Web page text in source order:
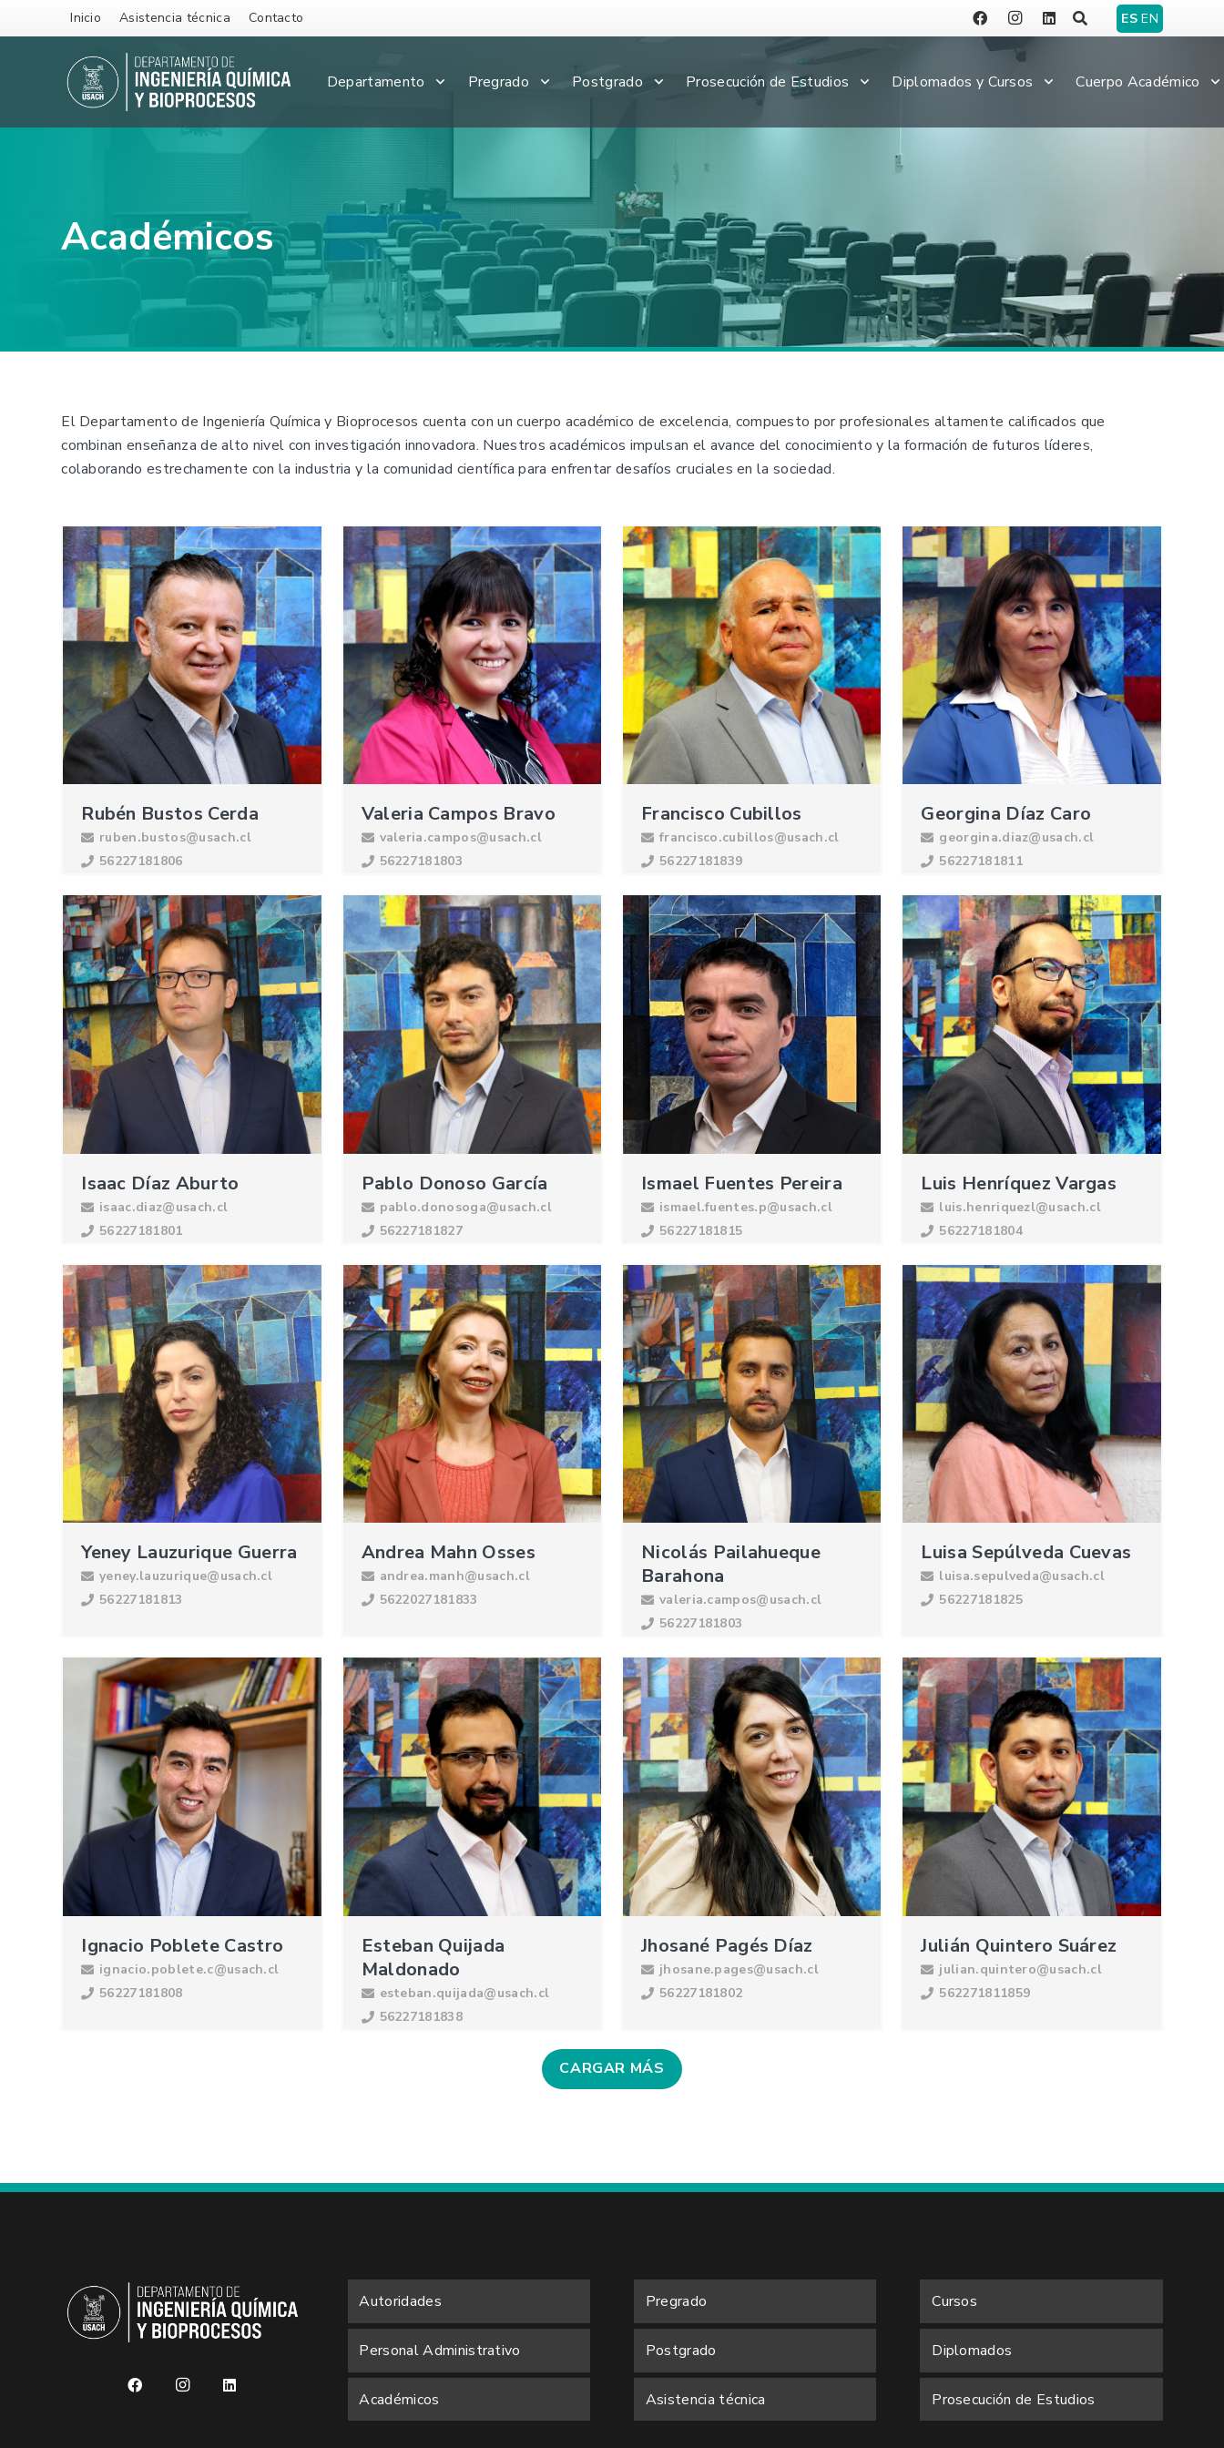
Inicio Asistencia técnica Contacto ES EN
Departamento Pregrado Postgrado Prosecución de Estudios Diplomados y Cursos Cuerpo Académico
Académicos
El Departamento de Ingeniería Química y Bioprocesos cuenta con un cuerpo académico de excelencia, compuesto por profesionales altamente calificados que
combinan enseñanza de alto nivel con investigación innovadora. Nuestros académicos impulsan el avance del conocimiento y la formación de futuros líderes,
colaborando estrechamente con la industria y la comunidad científica para enfrentar desafíos cruciales en la sociedad.
Rubén Bustos Cerda
ruben.bustos@usach.cl
56227181806
Valeria Campos Bravo
valeria.campos@usach.cl
56227181803
Francisco Cubillos
francisco.cubillos@usach.cl
56227181839
Georgina Díaz Caro
georgina.diaz@usach.cl
56227181811
Isaac Díaz Aburto
isaac.diaz@usach.cl
56227181801
Pablo Donoso García
pablo.donosoga@usach.cl
56227181827
Ismael Fuentes Pereira
ismael.fuentes.p@usach.cl
56227181815
Luis Henríquez Vargas
luis.henriquezl@usach.cl
56227181804
Yeney Lauzurique Guerra
yeney.lauzurique@usach.cl
56227181813
Andrea Mahn Osses
andrea.manh@usach.cl
5622027181833
Nicolás Pailahueque
Barahona
valeria.campos@usach.cl
56227181803
Luisa Sepúlveda Cuevas
luisa.sepulveda@usach.cl
56227181825
Ignacio Poblete Castro
ignacio.poblete.c@usach.cl
56227181808
Esteban Quijada
Maldonado
esteban.quijada@usach.cl
56227181838
Jhosané Pagés Díaz
jhosane.pages@usach.cl
56227181802
Julián Quintero Suárez
julian.quintero@usach.cl
562271811859
CARGAR MÁS
Autoridades
Personal Administrativo
Académicos
Pregrado
Postgrado
Asistencia técnica
Cursos
Diplomados
Prosecución de Estudios